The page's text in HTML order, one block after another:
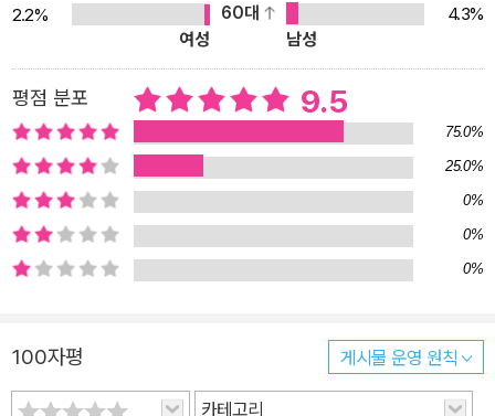
린다. (플라톤은 이때의 일을 『소크라테스의 변론』 『크리톤』 『파이
돈』에 더 자세히 그렸다.) 크세노폰은 이때 아테나이를 떠나 소아시
에서 소크라테스가 임종할 때 그 자리에 있었다는 헤르모게네스(Her
mogenes)한테서 전해 들은 것 같다. 크세노폰은 법정에서 소크라
테스가 잘난 체하는 말투로 배심원들의 반감을 사 죽음을 자초하다시
피 한 것은 노년의 힘들고 괴로운 삶을 피하기 위해서였다고 주장한
다. 『향연』은 기원전 421년 대(大)판아테나이아 축제 때 칼리아스가
베풀었다는 가상의 만찬회를 통해 소크라테스의 일화를 들려준다. 만
진 실존 인물들이다. 크세노폰은 아테나이 만찬회에서 오간 대화와
유흥을 생생하게 그려 보여준다. 이때 참석자들이 주고받는 대화는
2.2%
60대
4.3%
여성
남성
평점 분포 9.5
75.0%
25.0%
0%
0%
0%
100자평 게시물 운영 원칙
카테고리